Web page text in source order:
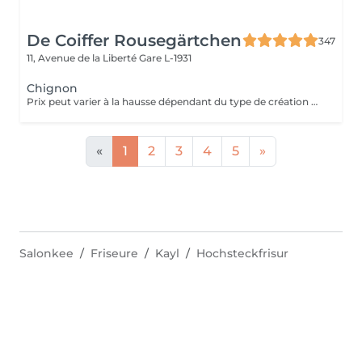
De Coiffer Rousegärtchen
347
11, Avenue de la Liberté Gare L-1931
Chignon
Prix peut varier à la hausse dépendant du type de création finalement réalisée.
« 1 2 3 4 5 »
Salonkee Friseure Kayl Hochsteckfrisur